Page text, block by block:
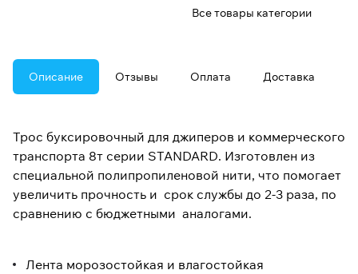
Все товары категории
Описание Отзывы Оплата Доставка
Трос буксировочный для джиперов и коммерческого
транспорта 8т серии STANDARD. Изготовлен из
специальной полипропиленовой нити, что помогает
увеличить прочность и срок службы до 2-3 раза, по
сравнению с бюджетными аналогами.
Лента морозостойкая и влагостойкая